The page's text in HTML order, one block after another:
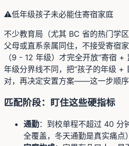
⚠️低年级孩子未必能住寄宿家庭
不少教育局（尤其 BC 省的热门学
父母或直系亲属同住，不接受寄宿
（9 - 12 年级）才完全开放“寄宿 +
年级分界线不同，把“孩子的年级 +
对，再决定安置方案——这一步顺序
匹配阶段：盯住这些硬指标
通勤：到校单程不超过 40 分
全覆盖，冬天通勤是真实痛点